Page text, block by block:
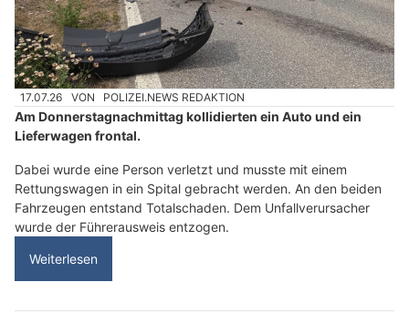
17.07.26 VON POLIZEI.NEWS REDAKTION
Am Donnerstagnachmittag kollidierten ein Auto und ein
Lieferwagen frontal.
Dabei wurde eine Person verletzt und musste mit einem
Rettungswagen in ein Spital gebracht werden. An den beiden
Fahrzeugen entstand Totalschaden. Dem Unfallverursacher
wurde der Führerausweis entzogen.
Weiterlesen